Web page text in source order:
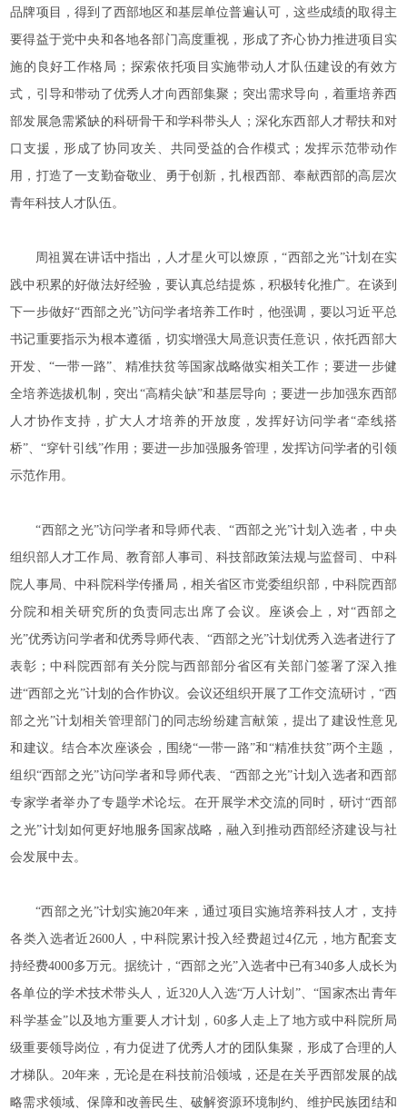
品牌项目，得到了西部地区和基层单位普遍认可，这些成绩的取得主
要得益于党中央和各地各部门高度重视，形成了齐心协力推进项目实
施的良好工作格局；探索依托项目实施带动人才队伍建设的有效方
式，引导和带动了优秀人才向西部集聚；突出需求导向，着重培养西
部发展急需紧缺的科研骨干和学科带头人；深化东西部人才帮扶和对
口支援，形成了协同攻关、共同受益的合作模式；发挥示范带动作
用，打造了一支勤奋敬业、勇于创新，扎根西部、奉献西部的高层次
青年科技人才队伍。
周祖翼在讲话中指出，人才星火可以燎原，“西部之光”计划在实
践中积累的好做法好经验，要认真总结提炼，积极转化推广。在谈到
下一步做好“西部之光”访问学者培养工作时，他强调，要以习近平总
书记重要指示为根本遵循，切实增强大局意识责任意识，依托西部大
开发、“一带一路”、精准扶贫等国家战略做实相关工作；要进一步健
全培养选拔机制，突出“高精尖缺”和基层导向；要进一步加强东西部
人才协作支持，扩大人才培养的开放度，发挥好访问学者“牵线搭
桥”、“穿针引线”作用；要进一步加强服务管理，发挥访问学者的引领
示范作用。
“西部之光”访问学者和导师代表、“西部之光”计划入选者，中央
组织部人才工作局、教育部人事司、科技部政策法规与监督司、中科
院人事局、中科院科学传播局，相关省区市党委组织部，中科院西部
分院和相关研究所的负责同志出席了会议。座谈会上，对“西部之
光”优秀访问学者和优秀导师代表、“西部之光”计划优秀入选者进行了
表彰；中科院西部有关分院与西部部分省区有关部门签署了深入推
进“西部之光”计划的合作协议。会议还组织开展了工作交流研讨，“西
部之光”计划相关管理部门的同志纷纷建言献策，提出了建设性意见
和建议。结合本次座谈会，围绕“一带一路”和“精准扶贫”两个主题，
组织“西部之光”访问学者和导师代表、“西部之光”计划入选者和西部
专家学者举办了专题学术论坛。在开展学术交流的同时，研讨“西部
之光”计划如何更好地服务国家战略，融入到推动西部经济建设与社
会发展中去。
“西部之光”计划实施20年来，通过项目实施培养科技人才，支持
各类入选者近2600人，中科院累计投入经费超过4亿元，地方配套支
持经费4000多万元。据统计，“西部之光”入选者中已有340多人成长为
各单位的学术技术带头人，近320人入选“万人计划”、“国家杰出青年
科学基金”以及地方重要人才计划，60多人走上了地方或中科院所局
级重要领导岗位，有力促进了优秀人才的团队集聚，形成了合理的人
才梯队。20年来，无论是在科技前沿领域，还是在关乎西部发展的战
略需求领域、保障和改善民生、破解资源环境制约、维护民族团结和